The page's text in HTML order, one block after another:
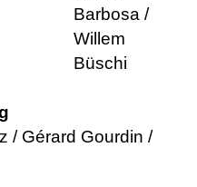
Barbosa /
Willem
Büschi
/ Gérard Gourdin /